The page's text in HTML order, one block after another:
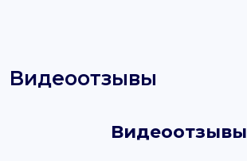
Видеоотзывы
Видеоотзывы